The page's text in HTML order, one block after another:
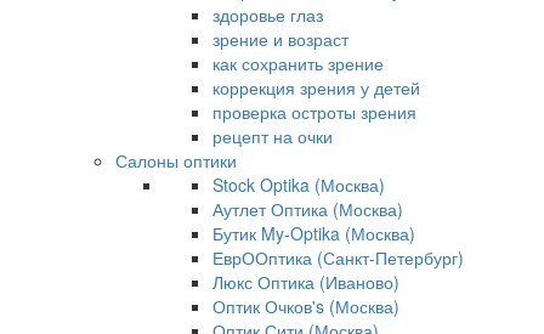
здоровье глаз
зрение и возраст
как сохранить зрение
коррекция зрения у детей
проверка остроты зрения
рецепт на очки
Салоны оптики
Stock Optika (Москва)
Аутлет Оптика (Москва)
Бутик My-Optika (Москва)
ЕврООптика (Санкт-Петербург)
Люкс Оптика (Иваново)
Оптик Очков's (Москва)